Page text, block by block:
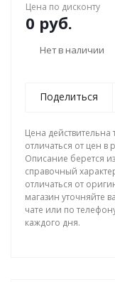
Цена по дисконту
0 руб.
Нет в наличии
Поделиться
Цена
отличаться от цен в
Описание берется
справочный
отличаться от
магазин уточняйте
чате или по
каждого дня.